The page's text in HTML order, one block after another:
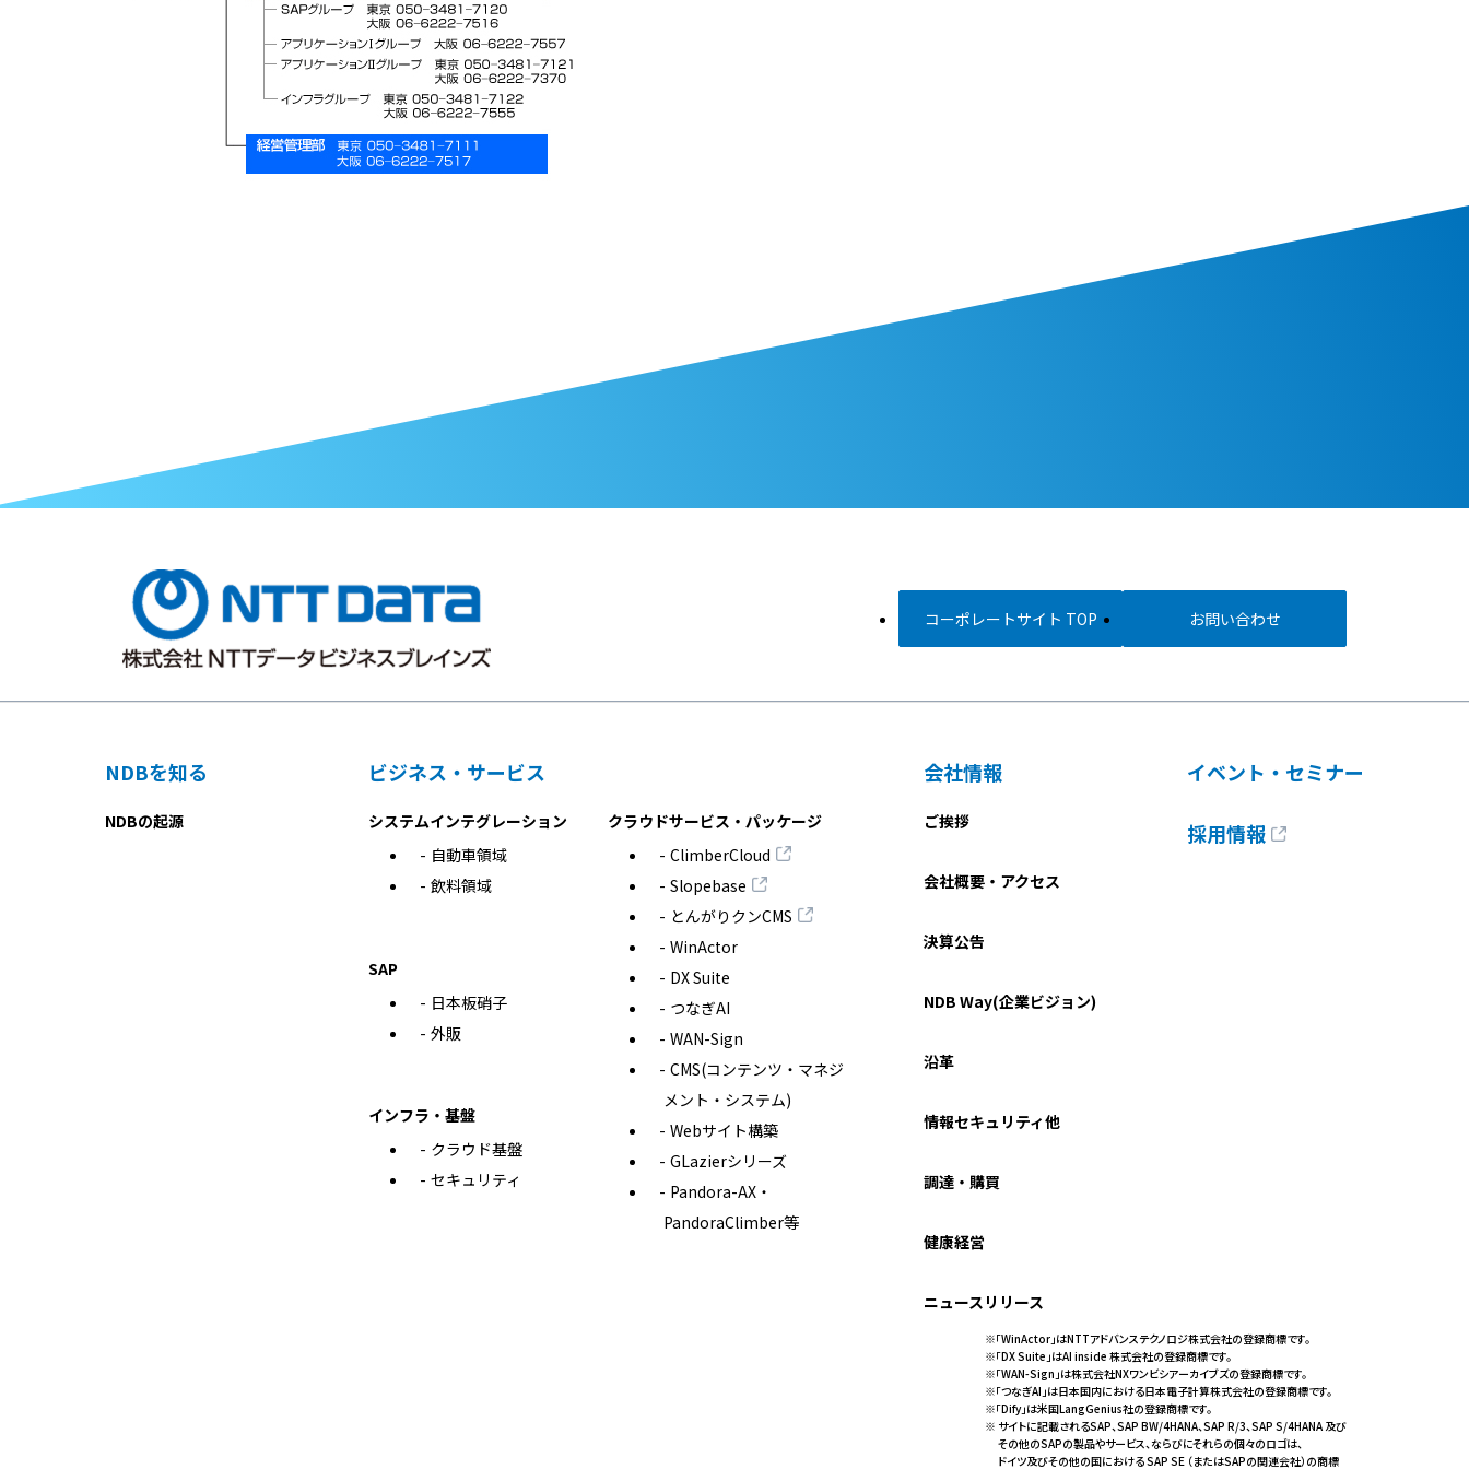
コーポレートサイト TOP お問い合わせ
NDBを知る
NDBの起源
ビジネス・サービス
システムインテグレーション
自動車領域
飲料領域
SAP
日本板硝子
外販
インフラ・基盤
クラウド基盤
セキュリティ
クラウドサービス・パッケージ
ClimberCloud
Slopebase
とんがりクンCMS
WinActor
DX Suite
つなぎAI
WAN-Sign
CMS(コンテンツ・マネジ
メント・システム)
Webサイト構築
GLazierシリーズ
Pandora-AX・
PandoraClimber等
会社情報
ご挨拶
会社概要・アクセス
決算公告
NDB Way(企業ビジョン)
沿革
情報セキュリティ他
調達・購買
健康経営
ニュースリリース
イベント・セミナー
採用情報
※「WinActor」はNTTアドバンステクノロジ株式会社の登録商標です。
※「DX Suite」はAI inside 株式会社の登録商標です。
※「WAN-Sign」は株式会社NXワンビシアーカイブズの登録商標です。
※「つなぎAI」は日本国内における日本電子計算株式会社の登録商標です。
※「Dify」は米国LangGenius社の登録商標です。
※ サイトに記載されるSAP、SAP BW/4HANA、SAP R/3、SAP S/4HANA 及び
その他のSAPの製品やサービス、ならびにそれらの個々のロゴは、
ドイツ及びその他の国における SAP SE （またはSAPの関連会社）の商標